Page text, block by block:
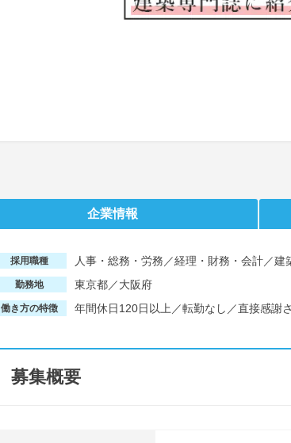
企業情報
採用職種 人事・総務・労務／経理・財務・会計／
勤務地 東京都／大阪府
働き方の特徴 年間休日120日以上／転勤なし／直接感謝
募集概要